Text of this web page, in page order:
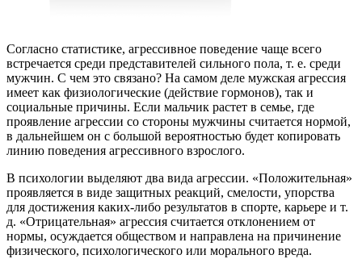
Согласно статистике, агрессивное поведение чаще всего
встречается среди представителей сильного пола, т. е. среди
мужчин. С чем это связано? На самом деле мужская агрессия
имеет как физиологические (действие гормонов), так и
социальные причины. Если мальчик растет в семье, где
проявление агрессии со стороны мужчины считается нормой,
в дальнейшем он с большой вероятностью будет копировать
линию поведения агрессивного взрослого.
В психологии выделяют два вида агрессии. «Положительная»
проявляется в виде защитных реакций, смелости, упорства
для достижения каких-либо результатов в спорте, карьере и т.
д. «Отрицательная» агрессия считается отклонением от
нормы, осуждается обществом и направлена на причинение
физического, психологического или морального вреда.